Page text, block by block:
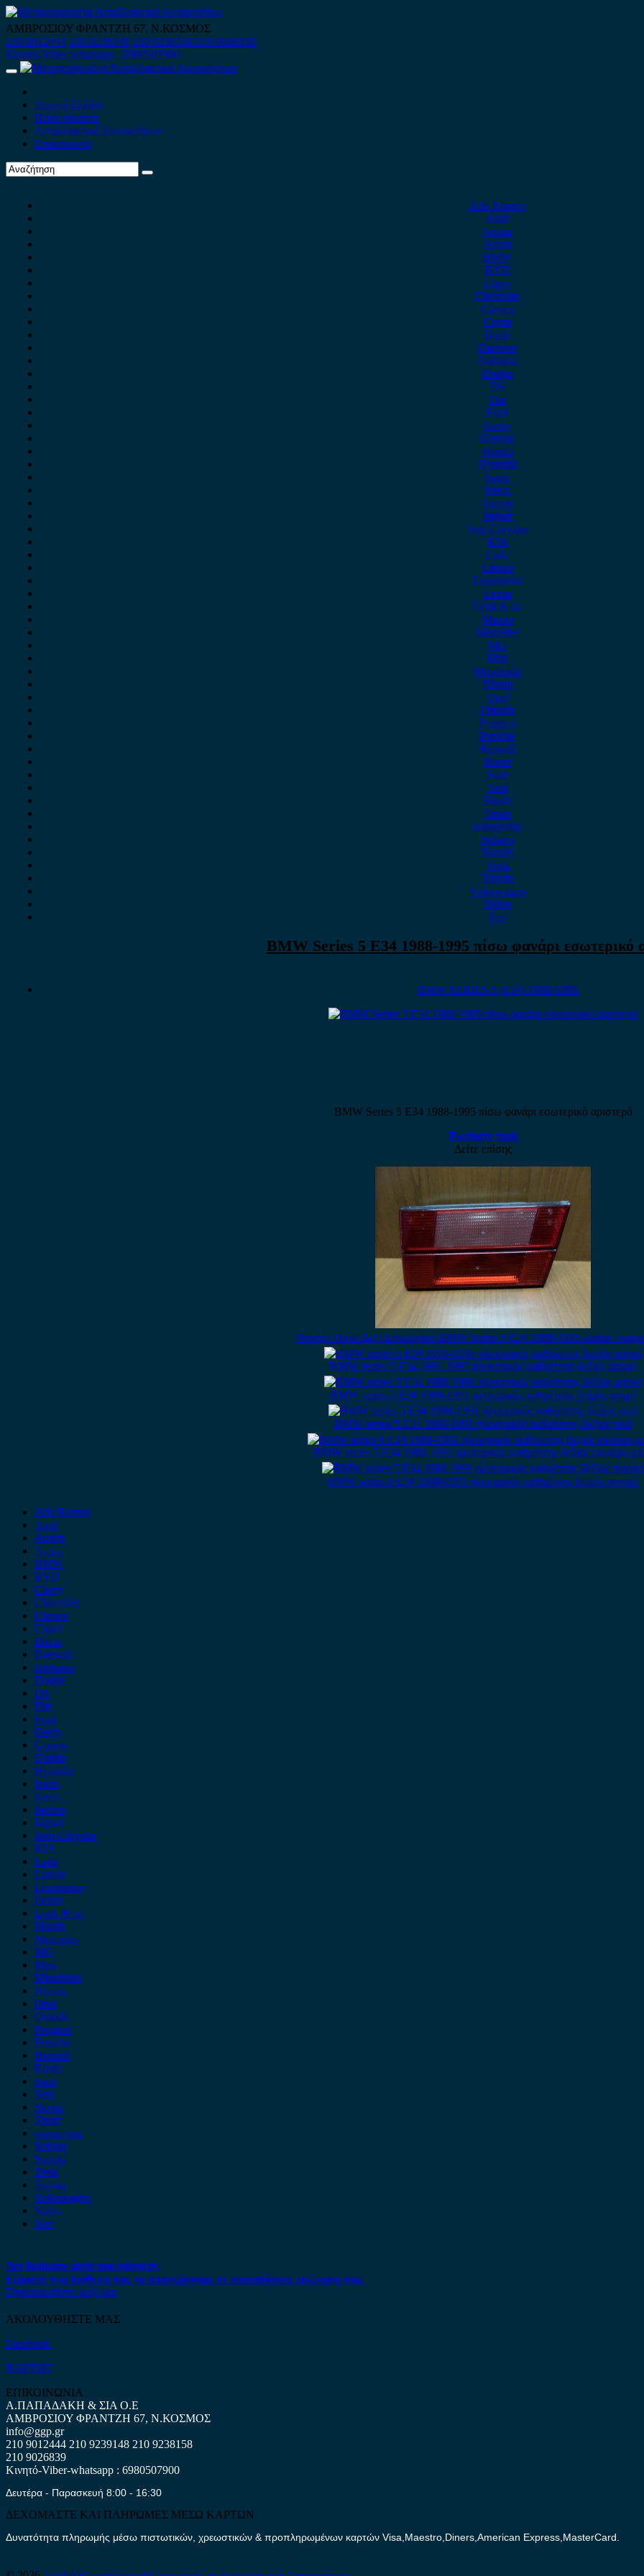
Skip
to
content
ΑΜΒΡΟΣΙΟΥ ΦΡΑΝΤΖΗ 67, Ν.ΚΟΣΜΟΣ
210 9012444 210 9239148 210 9238158 210 9026839
Κινητό-Viber-whatsapp : 6980507900
Primary
Αρχική Σελίδα
Ποιοί είμαστε
Ανταλλακτικά Αυτοκινήτων
Επικοινωνία
Alfa Romeo
Audi
Austin
Acura
BMW
BYD
Chery
Chevrolet
Citroen
Cupra
Dacia
Daewoo
Daihatsu
Dodge
DS
Fiat
Ford
Geely
Gonow
Honda
Hyundai
Isuzu
iveco
Jaecoo
Jaguar
Jeep Chrysler
KIA
Lada
Lancia
Leapmotor
Lexus
Lynk & co
Mazda
Mercedes
MG
Mini
Mitsubishi
Nissan
Opel
Omoda
Peugeot
Porsche
Renault
Rover
Saab
Seat
Skoda
Smart
ssangyong
Subaru
Suzuki
Tesla
Toyota
Volkswagen
Volvo
Xev
BMW Series 5 E34 1988-1995 πίσω φανάρι εσωτερικό
BMW SERIES 5 (E34) 1988-1995
BMW Series 5 E34 1988-1995 πίσω φανάρι εσωτερικό αριστερό
Ρωτήστε τιμή
Δείτε επίσης
Φανάρι Πίσω Δεξί Εσωτερικό BMW Series 5 E34 1988-1995 station
BMW series 5 E34 1991-1995 ηλεκτρικός καθρέπτης δεξιός ασημί
BMW series 5 E34 1988-1991 ηλεκτρικός καθρέπτης δεξιός ασημί
BMW series 5 E34 1988-1991 ηλεκτρικός καθρέπτης δεξιός γκρί
BMW series 5 E34 1988-1991 ηλεκτρικός καθρέπτης δεξιός σκούρο
BMW series 5 E34 1988-1991 ηλεκτρικός καθρέπτης δεξιός ποντικί
Alfa Romeo
Audi
Austin
Acura
BMW
BYD
Chery
Chevrolet
Citroen
Cupra
Dacia
Daewoo
Daihatsu
Dodge
DS
Fiat
Ford
Geely
Gonow
Honda
Hyundai
Isuzu
iveco
Jaecoo
Jaguar
Jeep Chrysler
KIA
Lada
Lancia
Leapmotor
Lexus
Lynk & co
Mazda
Mercedes
MG
Mini
Mitsubishi
Nissan
Opel
Omoda
Peugeot
Porsche
Renault
Rover
Saab
Seat
Skoda
Smart
ssangyong
Subaru
Suzuki
Tesla
Toyota
Volkswagen
Volvo
Xev
Δεν βρήκατε αυτό που ψάχνετε;
Είμαστε στη διάθεση σας να απαντήσουμε σε οποιαδήποτε ερώτηση σας.
Επικοινωνήστε μαζί μας
ΑΚΟΛΟΥΘΗΣΤΕ ΜΑΣ
Facebook
ΧΑΡΤΗΣ
ΕΠΙΚΟΙΝΩΝΙΑ
Α.ΠΑΠΑΔΑΚΗ & ΣΙΑ Ο.Ε
ΑΜΒΡΟΣΙΟΥ ΦΡΑΝΤΖΗ 67, Ν.ΚΟΣΜΟΣ
info@ggp.gr
210 9012444 210 9239148 210 9238158
210 9026839
Κινητό-Viber-whatsapp : 6980507900
Δευτέρα - Παρασκευή 8:00 - 16:30
ΔΕΧΟΜΑΣΤΕ ΚΑΙ ΠΛΗΡΩΜΕΣ ΜΕΣΩ ΚΑΡΤΩΝ
Δυνατότητα πληρωμής μέσω πιστωτικών, χρεωστικών & προπληρωμένων καρτών Visa,Maestro,Diners,American Express,MasterCard.